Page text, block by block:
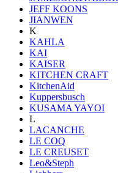
JEFF KOONS
JIANWEN
K
KAHLA
KAI
KAISER
KITCHEN CRAFT
KitchenAid
Kuppersbusch
KUSAMA YAYOI
L
LACANCHE
LE COQ
LE CREUSET
Leo&Steph